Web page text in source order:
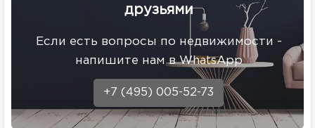
друзьями
Eсли есть вопросы по недвижимости -
напишите нам в WhatsApp
+7 (495) 005-52-73